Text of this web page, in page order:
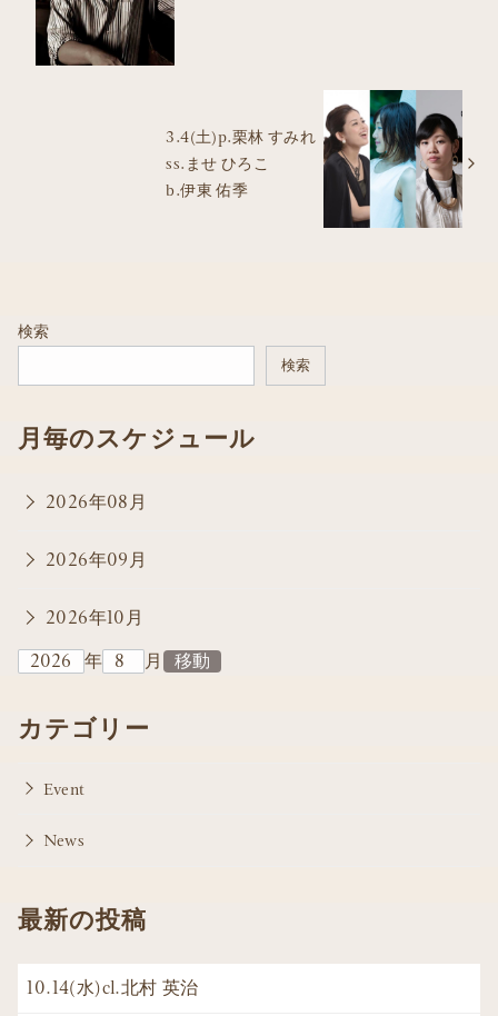
3.4(土)p.栗林 すみれ
ss.ませ ひろこ
b.伊東 佑季
検索
検索
月毎のスケジュール
2026年08月
2026年09月
2026年10月
年
月
カテゴリー
Event
News
最新の投稿
10.14(水)cl.北村 英治